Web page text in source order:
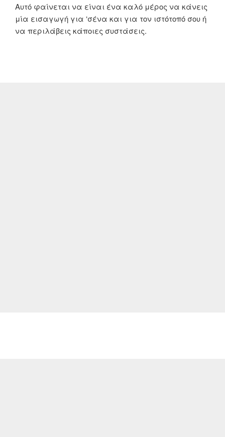
Αυτό φαίνεται να είναι ένα καλό μέρος να κάνεις
μία εισαγωγή για ‘σένα και για τον ιστότοπό σου ή
να περιλάβεις κάποιες συστάσεις.